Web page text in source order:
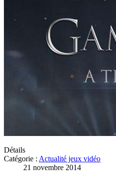
Détails
Catégorie : Actualité jeux vidéo
21 novembre 2014